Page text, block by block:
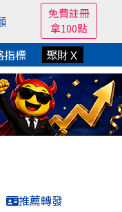
免費註冊
拿100點
指標 聚財Ｘ
推薦轉發